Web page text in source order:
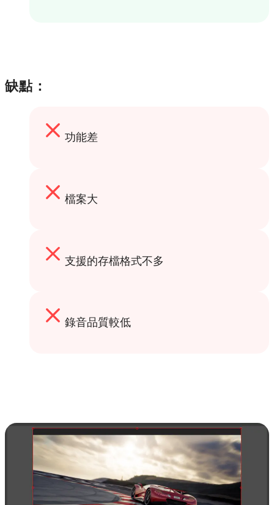
缺點：
功能差
檔案大
支援的存檔格式不多
錄音品質較低